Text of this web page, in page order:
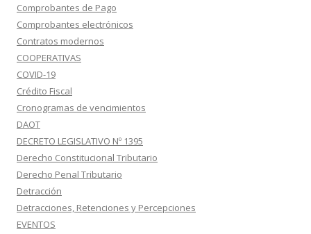
Comprobantes de Pago
Comprobantes electrónicos
Contratos modernos
COOPERATIVAS
COVID-19
Crédito Fiscal
Cronogramas de vencimientos
DAOT
DECRETO LEGISLATIVO Nº 1395
Derecho Constitucional Tributario
Derecho Penal Tributario
Detracción
Detracciones, Retenciones y Percepciones
EVENTOS